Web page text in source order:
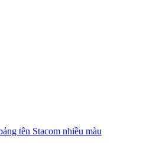
tên Stacom nhiều màu